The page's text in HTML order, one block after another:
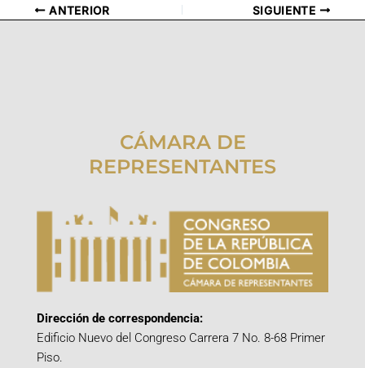
ANTERIOR SIGUIENTE
CÁMARA DE
REPRESENTANTES
Dirección de correspondencia:
Edificio Nuevo del Congreso Carrera 7 No. 8-68 Primer
Piso.